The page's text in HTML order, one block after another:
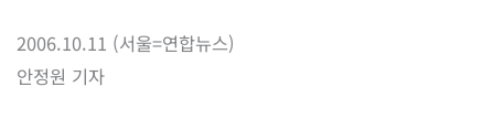
2006.10.11 (서울=연합뉴스)
안정원 기자